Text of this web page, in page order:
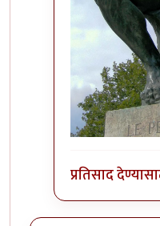
प्रतिसाद